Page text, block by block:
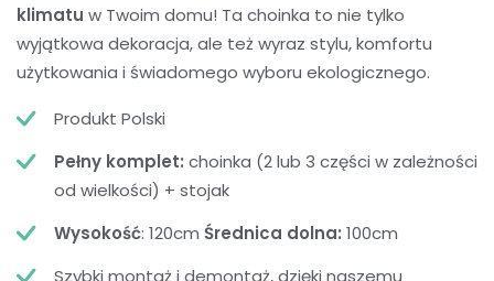
klimatu w Twoim domu! Ta choinka to nie tylko
wyjątkowa dekoracja, ale też wyraz stylu, komfortu
użytkowania i świadomego wyboru ekologicznego.
Produkt Polski
Pełny komplet: choinka (2 lub 3 części w zależności
od wielkości) + stojak
Wysokość: 120cm Średnica dolna: 100cm
Szybki montaż i demontaż, dzięki naszemu